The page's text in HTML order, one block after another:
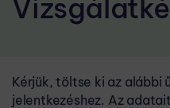
Kérjük, töltse ki az
jelentkezéshez. Az